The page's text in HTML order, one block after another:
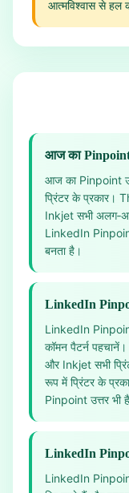
आत्मविश्वास से हल
आज का Pinpoint
आज का Pinpoint
प्रिंटर के
Inkjet सभी
LinkedIn
बनता है।
LinkedIn
LinkedIn
कॉमन पैटर्न
और Inkjet सभी
रूप में प्रिंटर के
Pinpoint उत्तर भी
LinkedIn
LinkedIn